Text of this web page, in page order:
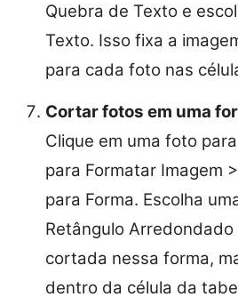
Quebra de Texto e
Texto. Isso fixa a
para cada foto nas
Cortar fotos em uma
Clique em uma foto
para Formatar Imagem
para Forma. Escolha
Retângulo
cortada nessa forma,
dentro da célula da